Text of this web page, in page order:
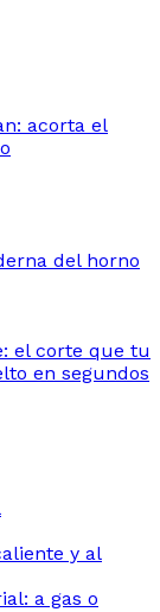
acorta el
del horno
el corte que tu
en segundos
y al
a gas o